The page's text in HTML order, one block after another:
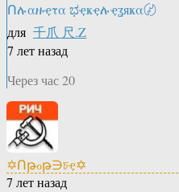
Ոሉαዙҿτα ಭҿҝҿሉҿʓяҝα〄
для 千爪 尺.Z
7 лет назад
Через час 20
✡Ոթℴթ∋চҿ✡
7 лет назад